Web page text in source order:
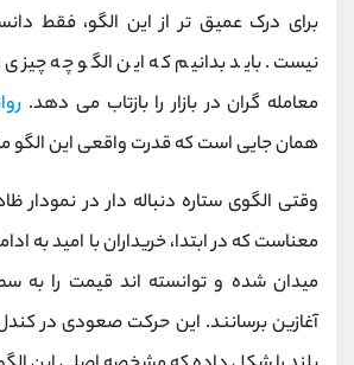
برای درک عمیق‌ تر از این الگو، فقط
نیست. باید بدانیم که این الگو چه چیزی
معامله‌ گران در بازار را بازتاب می‌ دهد.
همان جایی است که قدرت واقعی این
وقتی الگوی ستاره دنباله دار در نمودار
معناست که در ابتدا، خریداران با امید به
میدان شده و توانسته اند قیمت را به
آغازین برسانند. این حرکت صعودی در